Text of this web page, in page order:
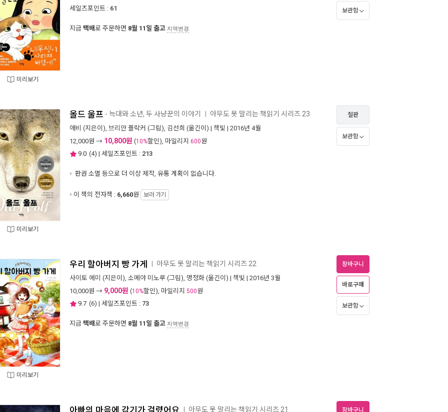
미리보기
세일즈포인트 : 61
지금 택배로 주문하면 8월 11일 출고 지역변경
보관함
미리보기
올드 울프 - 늑대와 소년, 두 사냥꾼의 이야기 아무도 못 말리는 책읽기 시리즈 23
애비 (지은이), 브리안 플락커 (그림), 김선희 (옮긴이) | 책빛 | 2016년 4월
12,000원 → 10,800원 (10%할인), 마일리지 600원
9.0 (4) | 세일즈포인트 : 213
판권 소멸 등으로 더 이상 제작, 유통 계획이 없습니다.
이 책의 전자책 : 6,660원 보러 가기
절판
보관함
미리보기
우리 할아버지 빵 가게 아무도 못 말리는 책읽기 시리즈 22
사이토 에미 (지은이), 소메야 미노루 (그림), 명정화 (옮긴이) | 책빛 | 2016년 3월
10,000원 → 9,000원 (10%할인), 마일리지 500원
9.7 (6) | 세일즈포인트 : 73
지금 택배로 주문하면 8월 11일 출고 지역변경
장바구니
바로구매
보관함
아빠의 마음에 감기가 걸렸어요 아무도 못 말리는 책읽기 시리즈 21 장바구니